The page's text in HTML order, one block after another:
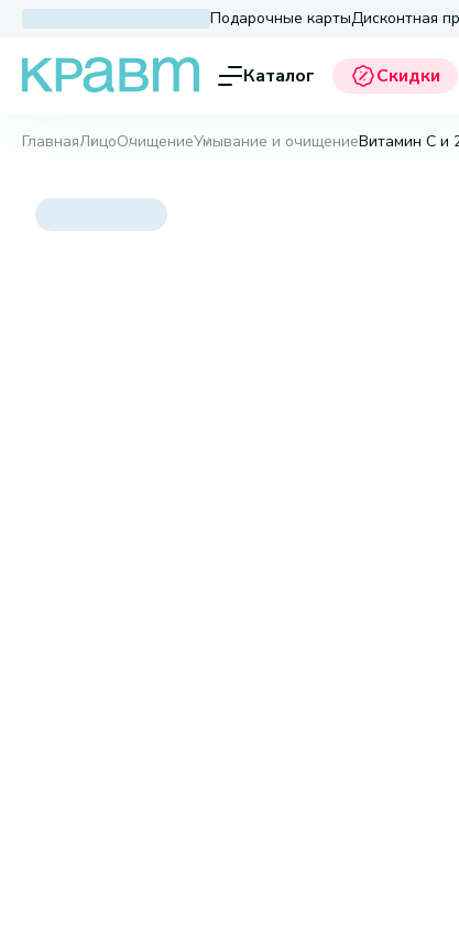
Подарочные картыДисконтная
Каталог Скидки
ГлавнаяЛицоОчищениеУмывание и очищениеВитамин С и